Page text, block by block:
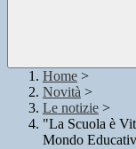
Home >
Novità >
Le notizie >
"La Scuola è
Mondo